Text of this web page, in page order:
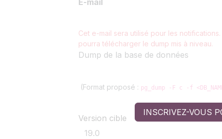
E-mail
Cet e-mail sera utilisé pour les
pourra télécharger le dump mis à niveau.
Dump de la base de données
(Format proposé : pg_dump -F c -f
Version cible
INSCRIVEZ-VOUS